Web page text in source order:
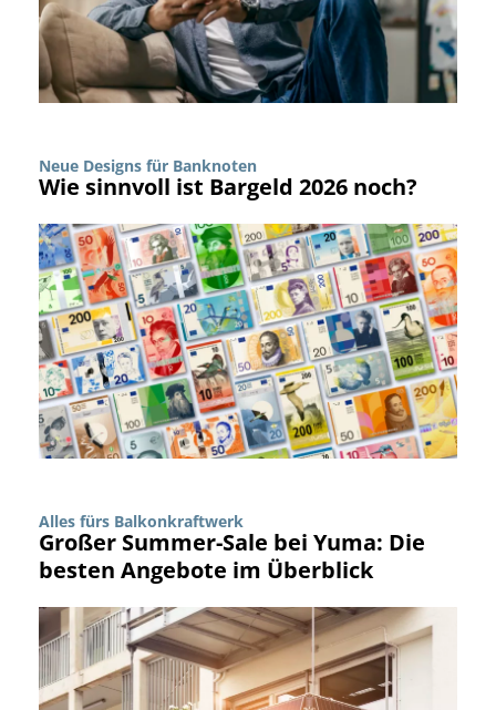
Neue Designs für Banknoten
Wie sinnvoll ist Bargeld 2026 noch?
Alles fürs Balkonkraftwerk
Großer Summer-Sale bei Yuma: Die
besten Angebote im Überblick